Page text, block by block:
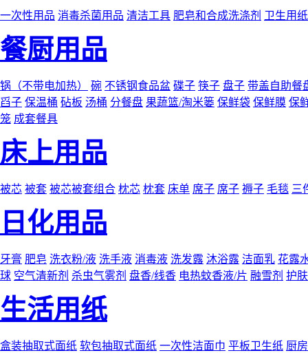
一次性用品 消毒杀菌用品 清洁工具 肥皂和合成洗涤剂 卫生用
餐厨用品
锅（不带电加热） 碗 不锈钢食品盆 碟子 筷子 盘子 带盖自助餐
舀子 保温桶 砧板 汤桶 分餐盘 果蔬篮/淘米篓 保鲜袋 保鲜膜 保
笼 成套餐具
床上用品
被芯 被套 被芯被套组合 枕芯 枕套 床单 席子 席子 褥子 毛毯 三
日化用品
牙膏 肥皂 洗衣粉/液 洗手液 消毒液 洗发露 沐浴露 洁面乳 花露
球 空气清新剂 杀虫气雾剂 盘香/线香 电热蚊香液/片 融雪剂 护
生活用纸
盒装抽取式面纸 软包抽取式面纸 一次性洁面巾 平板卫生纸 厨